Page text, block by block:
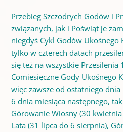
Przebieg Szczodrych Godów i
związanych, jak i Poświąt je
niegdyś Cykl Godów Ukośnego
tylko w czterech datach
się też na wszystkie Przesilenia
Comiesięczne Gody Ukośnego
więc zawsze od ostatniego
6 dnia miesiąca następnego,
Górowanie Wiosny (30
Lata (31 lipca do 6 sierpnia),